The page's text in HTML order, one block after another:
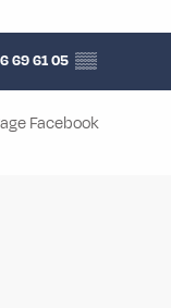
69 61 05 ▒▒
Facebook